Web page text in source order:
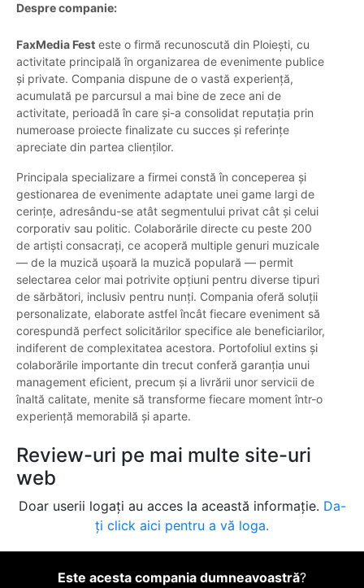
Despre companie:
FaxMedia Fest este o firmă recunoscută din Ploiești, cu
activitate principală în organizarea de evenimente publice
și private. Compania dispune de o vastă experiență,
acumulată pe parcursul a mai bine de zece ani de
activitate, perioadă în care și-a consolidat reputația prin
numeroase proiecte finalizate cu succes și referințe
apreciate din partea clienților.
Principala specializare a firmei constă în conceperea și
gestionarea de evenimente adaptate unei game largi de
cerințe, adresându-se atât segmentului privat cât și celui
corporativ sau politic. Colaborările directe cu peste 200
de artiști consacrați, ce acoperă multiple genuri muzicale
— de la muzică ușoară la muzică populară — permit
selectarea celor mai potrivite opțiuni pentru diverse tipuri
de sărbători, inclusiv pentru nunți. Compania oferă soluții
personalizate, elaborate astfel încât fiecare eveniment să
corespundă perfect solicitărilor specifice ale beneficiarilor,
indiferent de complexitatea acestora. Portofoliul extins și
colaborările importante din trecut conferă garanția unui
management eficient, precum și a livrării unor servicii de
înaltă calitate, menite să transforme fiecare moment într-o
experiență memorabilă și aparte.
Review-uri pe mai multe site-uri
web
Doar userii logați au acces la această informație. Da-
ți click aici pentru a vă loga.
Este acesta compania dumneavoastră?